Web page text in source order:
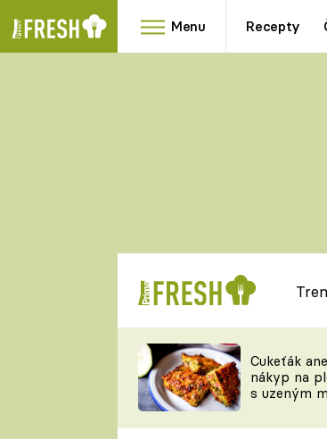
Menu Recepty
RYCHLOVKY
TEĎ
ČESKO
Cukeťák
nákyp na
s uzeným
zpracovat